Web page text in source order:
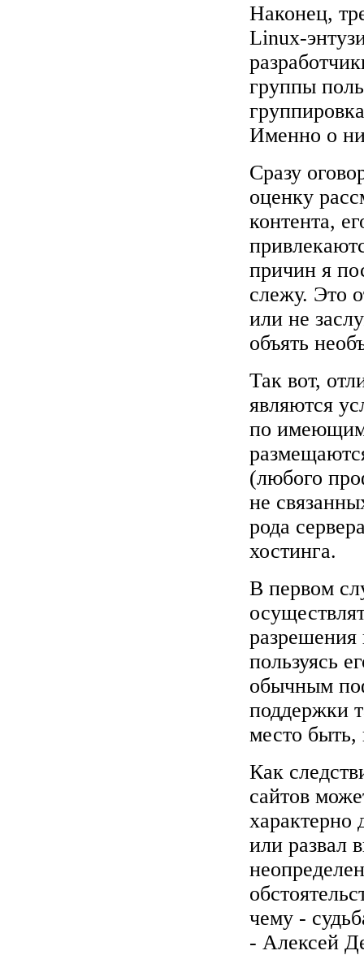
Наконец,
Linux-
группы
Именно о
Сразу
оценку
контента,
причин я
слежу. Это
или не
объять
Так вот,
являются
по
(любого
не
рода
хостинга.
В первом
разрешения
пользуясь
обычным
поддержки
место
Как
сайтов
характерно
или развал
чему -
- Алексей